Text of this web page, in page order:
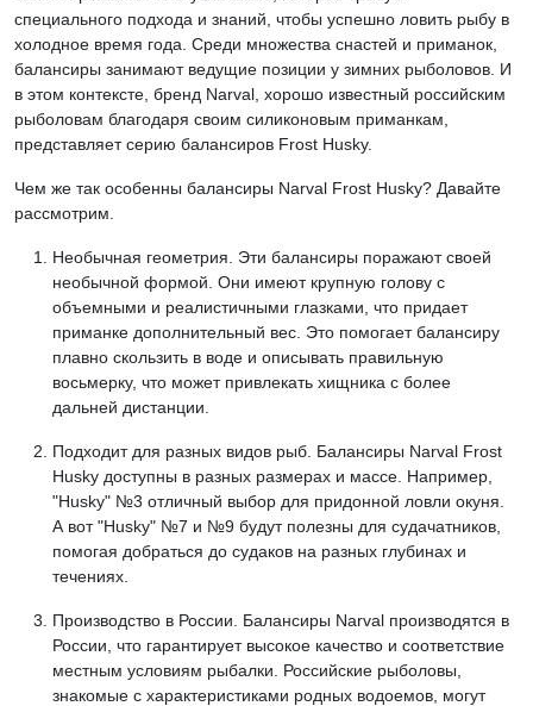
специального подхода и знаний, чтобы успешно ловить рыбу в
холодное время года. Среди множества снастей и приманок,
балансиры занимают ведущие позиции у зимних рыболовов. И
в этом контексте, бренд Narval, хорошо известный российским
рыболовам благодаря своим силиконовым приманкам,
представляет серию балансиров Frost Husky.
Чем же так особенны балансиры Narval Frost Husky? Давайте
рассмотрим.
Необычная геометрия. Эти балансиры поражают своей
необычной формой. Они имеют крупную голову с
объемными и реалистичными глазками, что придает
приманке дополнительный вес. Это помогает балансиру
плавно скользить в воде и описывать правильную
восьмерку, что может привлекать хищника с более
дальней дистанции.
Подходит для разных видов рыб. Балансиры Narval Frost
Husky доступны в разных размерах и массе. Например,
"Husky" №3 отличный выбор для придонной ловли окуня.
А вот "Husky" №7 и №9 будут полезны для судачатников,
помогая добраться до судаков на разных глубинах и
течениях.
Производство в России. Балансиры Narval производятся в
России, что гарантирует высокое качество и соответствие
местным условиям рыбалки. Российские рыболовы,
знакомые с характеристиками родных водоемов, могут